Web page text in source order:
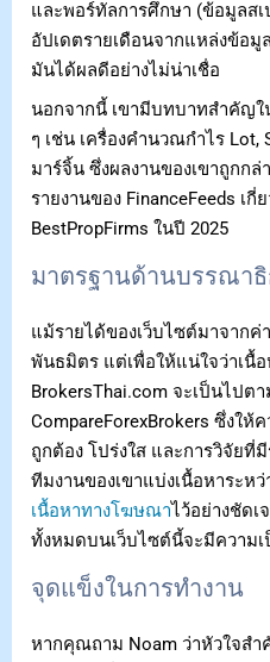
และพอร์ทัลการศึกษา (ข้อมูลส
อัปเดตรายเดือนจากแหล่งข้อมู
มันได้ผลดีอย่างไม่น่าเชื่อ
นอกจากนี้ เขามีบทบาทสำคัญใ
ๆ เช่น เครื่องคำนวณกำไร Lot,
มาร์จิ้น ซึ่งผลงานของเขาถูกก
รายงานของ FinanceFeeds เ
BestPropFirms ในปี 2025
มาตรฐานด้านบรรณาธิ
แม้รายได้ของเว็บไซต์มาจาก
พันธมิตร แต่เพื่อให้แน่ใจว่าเนื้
BrokersThai.com จะเป็นไปต
CompareForexBrokers ซึ่งให้
ถูกต้อง โปร่งใส และการวิจัยที่
ทีมงานของเขาแบ่งเนื้อหาระห
เนื้อหาทางโฆษณาไว้อย่างชัดเ
ทั้งหมดบนเว็บไซต์นี้จะมีความเ
จุดแข็งในการทำงาน
หากคุณถาม Noam ว่าหัวใจส